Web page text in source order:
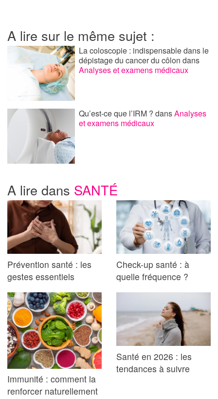
A lire sur le même sujet :
La coloscopie : indispensable dans le
dépistage du cancer du côlondans
Analyses et examens médicaux
Qu’est-ce que l’IRM ?dansAnalyses
et examens médicaux
A lire dans SANTÉ
Prévention santé : les
gestes essentiels
Check-up santé : à
quelle fréquence ?
Immunité : comment la
renforcer naturellement
Santé en 2026 : les
tendances à suivre